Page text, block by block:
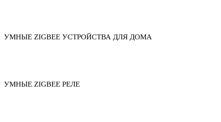
УМНЫЕ ZIGBEE УСТРОЙСТВА ДЛЯ ДОМА
УМНЫЕ ZIGBEE РЕЛЕ